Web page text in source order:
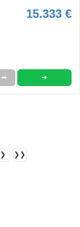
15.333 €
➦ ➜
❯ ❯❯